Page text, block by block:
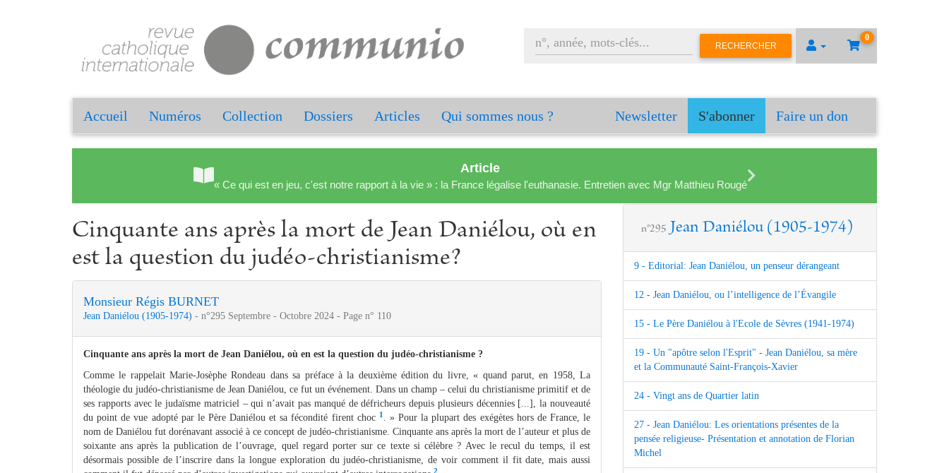
0
RECHERCHER
Accueil Numéros Collection Dossiers Articles Qui sommes nous ? Newsletter S'abonner Faire un don
Article
« Ce qui est en jeu, c'est notre rapport à la vie » : la France légalise l'euthanasie. Entretien avec Mgr Matthieu Rougé
Cinquante ans après la mort de Jean Daniélou, où en
est la question du judéo-christianisme?
Monsieur Régis BURNET
Jean Daniélou (1905-1974) - n°295 Septembre - Octobre 2024 - Page n° 110
Cinquante ans après la mort de Jean Daniélou, où en est la question du judéo-christianisme ?
Comme le rappelait Marie-Josèphe Rondeau dans sa préface à la deuxième édition du livre, « quand parut, en 1958, La
théologie du judéo-christianisme de Jean Daniélou, ce fut un événement. Dans un champ – celui du christianisme primitif et de
ses rapports avec le judaïsme matriciel – qui n’avait pas manqué de défricheurs depuis plusieurs décennies [...], la nouveauté
du point de vue adopté par le Père Daniélou et sa fécondité firent choc 1 . » Pour la plupart des exégètes hors de France, le
nom de Daniélou fut dorénavant associé à ce concept de judéo-christianisme. Cinquante ans après la mort de l’auteur et plus de
soixante ans après la publication de l’ouvrage, quel regard porter sur ce texte si célèbre ? Avec le recul du temps, il est
désormais possible de l’inscrire dans la longue exploration du judéo-christianisme, de voir comment il fit date, mais aussi
2
n°295 Jean Daniélou (1905-1974)
9 - Editorial: Jean Daniélou, un penseur dérangeant
12 - Jean Daniélou, ou l’intelligence de l’Évangile
15 - Le Père Daniélou à l'Ecole de Sèvres (1941-1974)
19 - Un "apôtre selon l'Esprit" - Jean Daniélou, sa mère
et la Communauté Saint-François-Xavier
24 - Vingt ans de Quartier latin
27 - Jean Daniélou: Les orientations présentes de la
pensée religieuse- Présentation et annotation de Florian
Michel